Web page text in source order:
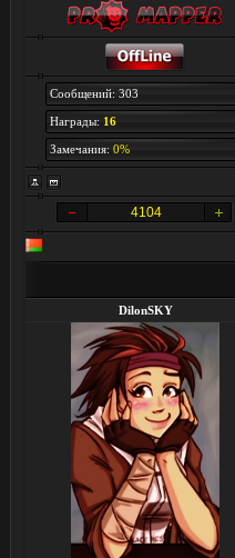
Сообщений: 303
Награды: 16
Замечания: 0%
4104
DilonSKY